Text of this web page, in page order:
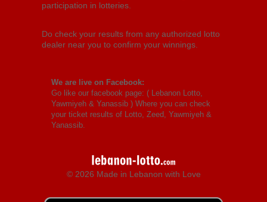
participation in lotteries.
Do check your results from any authorized lotto
dealer near you to confirm your winnings.
We are live on Facebook:
Go like our facebook page: ( Lebanon Lotto,
Yawmiyeh & Yanassib ) Where you can check
your ticket results of Lotto, Zeed, Yawmiyeh &
Yanassib.
© 2026 Made in Lebanon with Love